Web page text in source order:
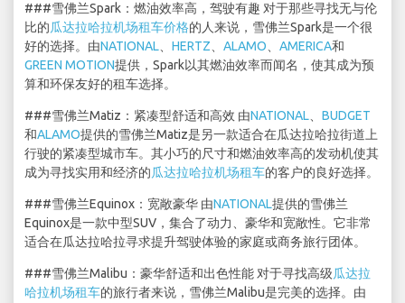
###雪佛兰Spark：燃油效率高，驾驶有趣 对于那些寻找无与伦
比的瓜达拉哈拉机场租车价格的人来说，雪佛兰Spark是一个很
好的选择。由NATIONAL HERTZ ALAMO AMERICA和
GREEN MOTION提供，Spark以其燃油效率而闻名，使其成为预
算和环保友好的租车选择。
###雪佛兰Matiz：紧凑型舒适和高效 由NATIONAL
BUDGET
和ALAMO提供的雪佛兰Matiz是另一款适合在瓜达拉哈拉街道上
行驶的紧凑型城市车。其小巧的尺寸和燃油效率高的发动机使其
成为寻找实用和经济的瓜达拉哈拉机场租车的客户的良好选择。
###雪佛兰Equinox：宽敞豪华 由NATIONAL提供的雪佛兰
Equinox是一款中型SUV，集合了动力、豪华和宽敞性。它非常
适合在瓜达拉哈拉寻求提升驾驶体验的家庭或商务旅行团体。
###雪佛兰Malibu：豪华舒适和出色性能 对于寻找高级瓜达拉
哈拉机场租车的旅行者来说，雪佛兰Malibu是完美的选择。由